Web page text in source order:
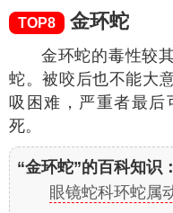
TOP8 金环蛇
金环蛇的毒性较
蛇。被咬后也不能大
吸困难，严重者最后
死。
“金环蛇”的百科知识：
眼镜蛇科环蛇属